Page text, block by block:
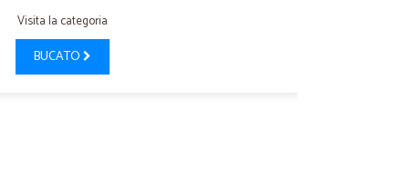
Visita la categoria
BUCATO